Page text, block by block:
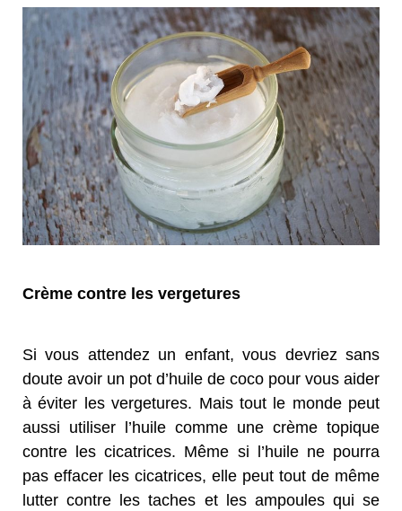
Crème contre les vergetures
Si vous attendez un enfant, vous devriez sans
doute avoir un pot d’huile de coco pour vous aider
à éviter les vergetures. Mais tout le monde peut
aussi utiliser l’huile comme une crème topique
contre les cicatrices. Même si l’huile ne pourra
pas effacer les cicatrices, elle peut tout de même
lutter contre les taches et les ampoules qui se